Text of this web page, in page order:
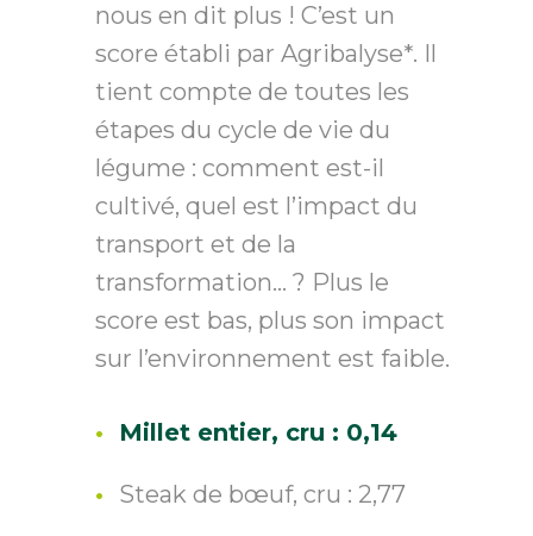
nous en dit plus ! C’est un
score établi par Agribalyse*. Il
tient compte de toutes les
étapes du cycle de vie du
légume : comment est-il
cultivé, quel est l’impact du
transport et de la
transformation… ? Plus le
score est bas, plus son impact
sur l’environnement est faible.
Millet entier, cru : 0,14
Steak de bœuf, cru : 2,77